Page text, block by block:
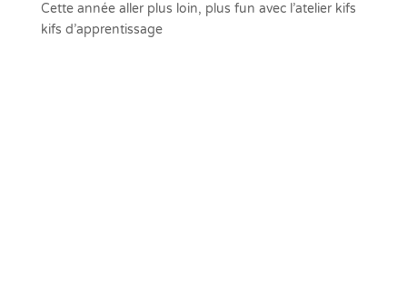
Cette année aller plus loin, plus fun avec l’atelier kifs
kifs d’apprentissage